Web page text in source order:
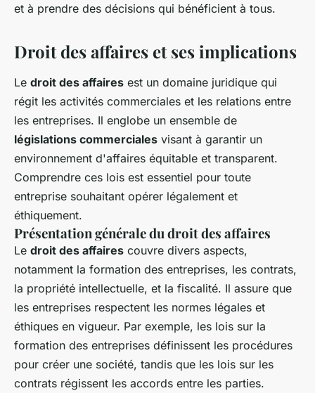
et à prendre des décisions qui bénéficient à tous.
Droit des affaires et ses implications
Le droit des affaires est un domaine juridique qui
régit les activités commerciales et les relations entre
les entreprises. Il englobe un ensemble de
législations commerciales visant à garantir un
environnement d'affaires équitable et transparent.
Comprendre ces lois est essentiel pour toute
entreprise souhaitant opérer légalement et
éthiquement.
Présentation générale du droit des affaires
Le droit des affaires couvre divers aspects,
notamment la formation des entreprises, les contrats,
la propriété intellectuelle, et la fiscalité. Il assure que
les entreprises respectent les normes légales et
éthiques en vigueur. Par exemple, les lois sur la
formation des entreprises définissent les procédures
pour créer une société, tandis que les lois sur les
contrats régissent les accords entre les parties.